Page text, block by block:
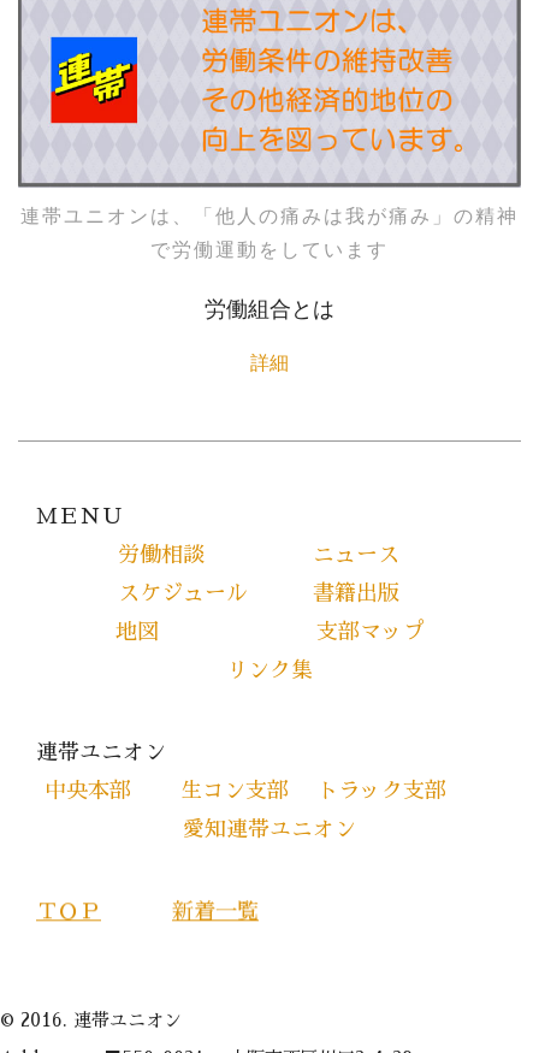
連帯ユニオンは、「他人の痛みは我が痛み」の精神
で労働運動をしています
労働組合とは
詳細
ＭＥＮＵ
労働相談
ニュース
スケジュール
書籍出版
地図
支部マップ
リンク集
連帯ユニオン
中央本部
生コン支部
トラック支部
愛知連帯ユニオン
ＴＯＰ 新着一覧
© 2016. 連帯ユニオン